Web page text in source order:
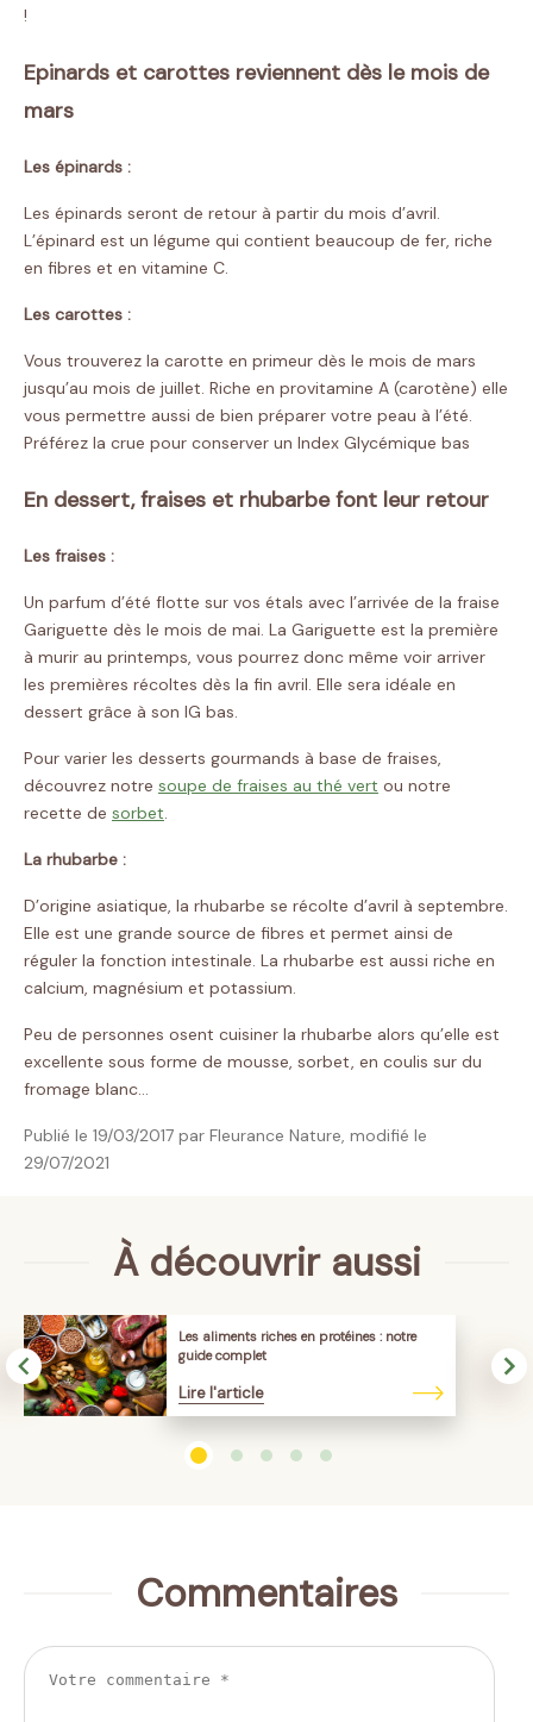
!
Epinards et carottes reviennent dès le mois de
mars
Les épinards :
Les épinards seront de retour à partir du mois d’avril.
L’épinard est un légume qui contient beaucoup de fer, riche
en fibres et en vitamine C.
Les carottes :
Vous trouverez la carotte en primeur dès le mois de mars
jusqu’au mois de juillet. Riche en provitamine A (carotène) elle
vous permettre aussi de bien préparer votre peau à l’été.
Préférez la crue pour conserver un Index Glycémique bas
En dessert, fraises et rhubarbe font leur retour
Les fraises :
Un parfum d’été flotte sur vos étals avec l’arrivée de la fraise
Gariguette dès le mois de mai. La Gariguette est la première
à murir au printemps, vous pourrez donc même voir arriver
les premières récoltes dès la fin avril. Elle sera idéale en
dessert grâce à son IG bas.
Pour varier les desserts gourmands à base de fraises,
découvrez notre soupe de fraises au thé vert ou notre
recette de sorbet.
La rhubarbe :
D’origine asiatique, la rhubarbe se récolte d’avril à septembre.
Elle est une grande source de fibres et permet ainsi de
réguler la fonction intestinale. La rhubarbe est aussi riche en
calcium, magnésium et potassium.
Peu de personnes osent cuisiner la rhubarbe alors qu’elle est
excellente sous forme de mousse, sorbet, en coulis sur du
fromage blanc…
Publié le 19/03/2017 par Fleurance Nature, modifié le
29/07/2021
À découvrir aussi
Les aliments riches en protéines : notre
guide complet
Lire l'article
Commentaires